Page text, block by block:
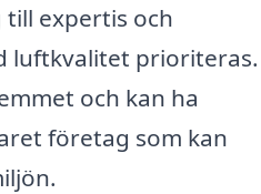
expertis och
luftkvalitet prioriteras.
och kan ha
företag som kan